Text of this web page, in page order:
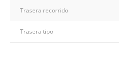
Trasera recorrido
Trasera tipo